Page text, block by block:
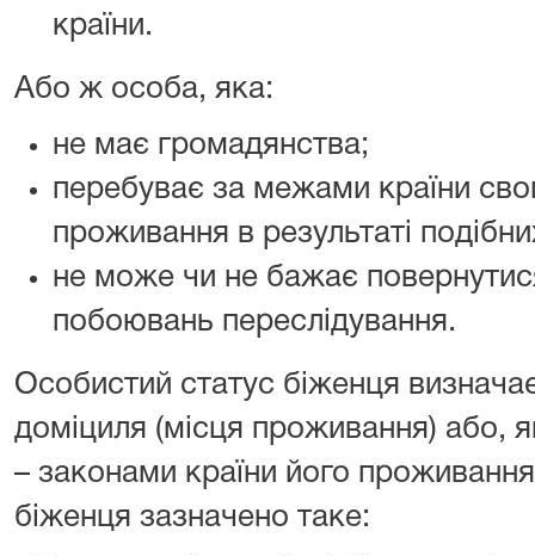
країни.
Або ж особа, яка:
не має громадянства;
перебуває за межами країни
проживання в результаті
не може чи не бажає
побоювань переслідування.
Особистий статус біженця
доміциля (місця проживання) або,
– законами країни його
біженця зазначено таке: